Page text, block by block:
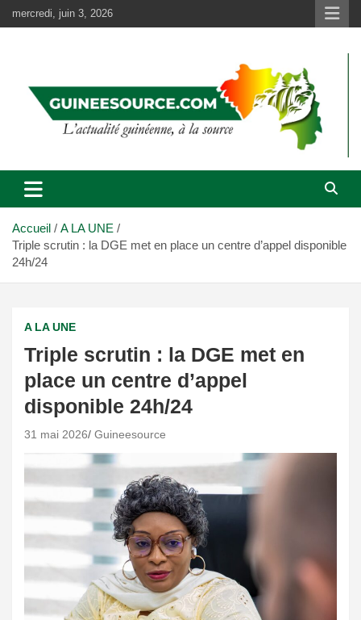
au
mercredi, juin 3, 2026
Accueil
A LA UNE
Triple scrutin : la DGE met en place un centre d’appel disponible
24h/24
A LA UNE
Triple scrutin : la DGE met en
place un centre d’appel
disponible 24h/24
31 mai 2026 Guineesource